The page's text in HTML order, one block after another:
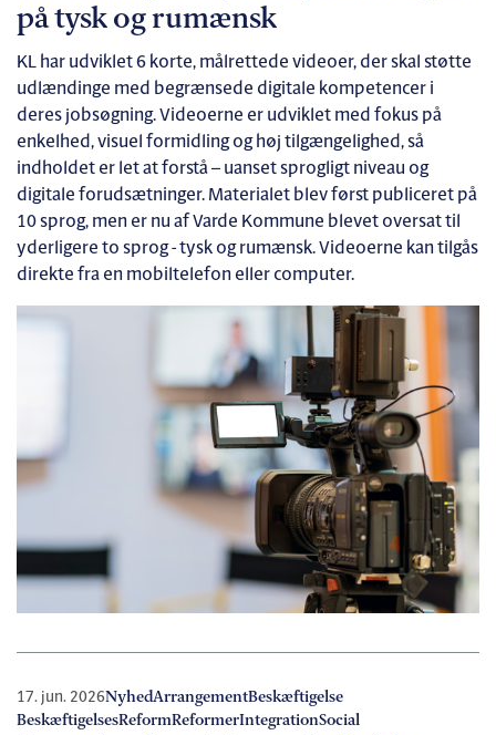
på tysk og rumænsk
KL har udviklet 6 korte, målrettede videoer, der skal støtte
udlændinge med begrænsede digitale kompetencer i
deres jobsøgning. Videoerne er udviklet med fokus på
enkelhed, visuel formidling og høj tilgængelighed, så
indholdet er let at forstå – uanset sprogligt niveau og
digitale forudsætninger. Materialet blev først publiceret på
10 sprog, men er nu af Varde Kommune blevet oversat til
yderligere to sprog - tysk og rumænsk. Videoerne kan tilgås
direkte fra en mobiltelefon eller computer.
17. jun. 2026NyhedArrangementBeskæftigelse
BeskæftigelsesReformReformerIntegrationSocial